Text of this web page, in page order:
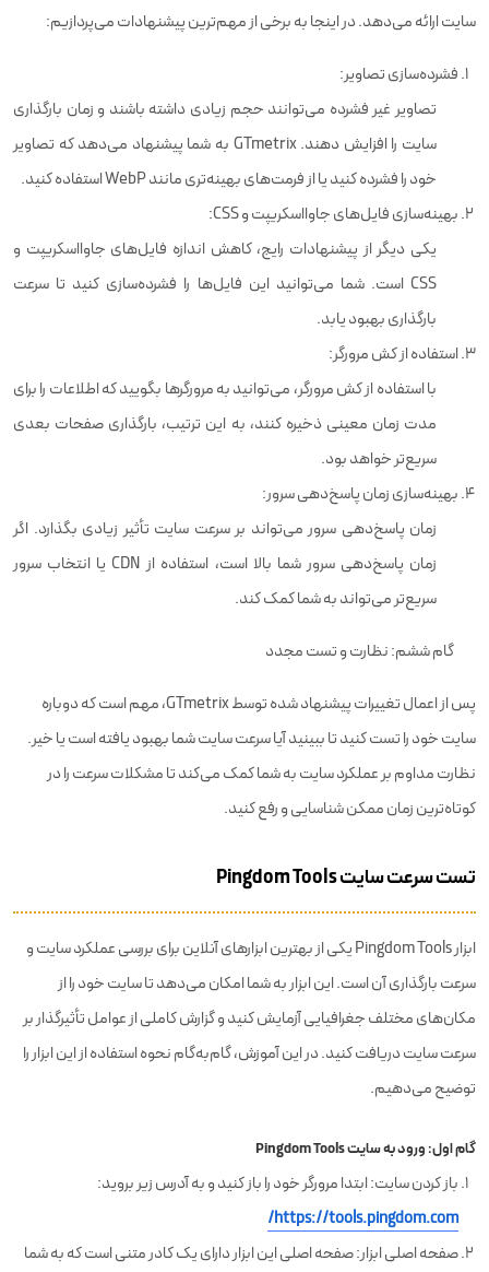
سایت ارائه می‌دهد. در اینجا به برخی از مهم‌ترین پیشنهادات می‌پردازیم:
فشرده‌سازی تصاویر:
تصاویر غیر فشرده می‌توانند حجم زیادی داشته باشند و زمان بارگذاری
سایت را افزایش دهند. GTmetrix به شما پیشنهاد می‌دهد که تصاویر
خود را فشرده کنید یا از فرمت‌های بهینه‌تری مانند WebP استفاده کنید.
بهینه‌سازی فایل‌های جاوااسکریپت و CSS:
یکی دیگر از پیشنهادات رایج، کاهش اندازه فایل‌های جاوااسکریپت و
CSS است. شما می‌توانید این فایل‌ها را فشرده‌سازی کنید تا سرعت
بارگذاری بهبود یابد.
استفاده از کش مرورگر:
با استفاده از کش مرورگر، می‌توانید به مرورگرها بگویید که اطلاعات را برای
مدت زمان معینی ذخیره کنند، به این ترتیب، بارگذاری صفحات بعدی
سریع‌تر خواهد بود.
بهینه‌سازی زمان پاسخ‌دهی سرور:
زمان پاسخ‌دهی سرور می‌تواند بر سرعت سایت تأثیر زیادی بگذارد. اگر
زمان پاسخ‌دهی سرور شما بالا است، استفاده از CDN یا انتخاب سرور
سریع‌تر می‌تواند به شما کمک کند.
گام ششم: نظارت و تست مجدد
پس از اعمال تغییرات پیشنهاد شده توسط GTmetrix، مهم است که دوباره
سایت خود را تست کنید تا ببینید آیا سرعت سایت شما بهبود یافته است یا خیر.
نظارت مداوم بر عملکرد سایت به شما کمک می‌کند تا مشکلات سرعت را در
کوتاه‌ترین زمان ممکن شناسایی و رفع کنید.
تست سرعت سایت Pingdom Tools
ابزار Pingdom Tools یکی از بهترین ابزارهای آنلاین برای بررسی عملکرد سایت و
سرعت بارگذاری آن است. این ابزار به شما امکان می‌دهد تا سایت خود را از
مکان‌های مختلف جغرافیایی آزمایش کنید و گزارش کاملی از عوامل تأثیرگذار بر
سرعت سایت دریافت کنید. در این آموزش، گام‌به‌گام نحوه استفاده از این ابزار را
توضیح می‌دهیم.
گام اول: ورود به سایت Pingdom Tools
باز کردن سایت: ابتدا مرورگر خود را باز کنید و به آدرس زیر بروید:
https://tools.pingdom.com/
صفحه اصلی ابزار: صفحه اصلی این ابزار دارای یک کادر متنی است که به شما